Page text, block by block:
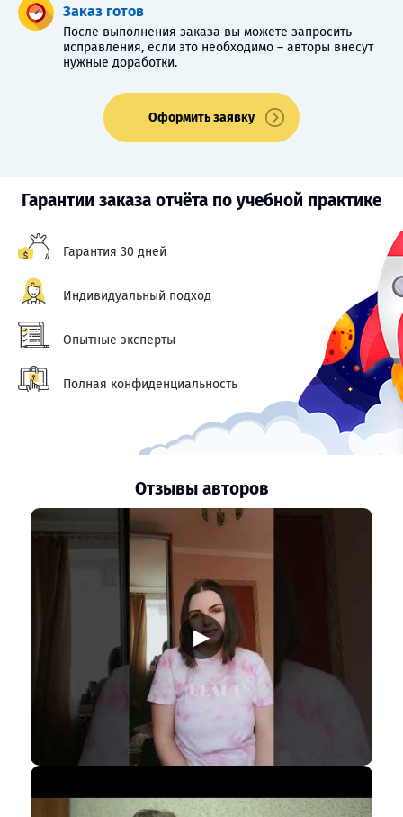
Заказ готов
После выполнения заказа вы можете запросить
исправления, если это необходимо – авторы внесут
нужные доработки.
Оформить заявку
Гарантии заказа отчёта по учебной практике
Гарантия 30 дней
Индивидуальный подход
Опытные эксперты
Полная конфиденциальность
Отзывы авторов
▶